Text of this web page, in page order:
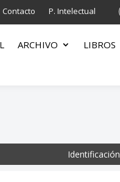
Contacto P. Intelectual
ARCHIVO LIBROS
Identificación